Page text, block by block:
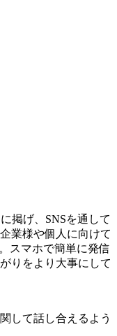
掲げ、SNSを通して
業様や個人に向けて
スマホで簡単に発信
りをより大事にして
して話し合えるよう